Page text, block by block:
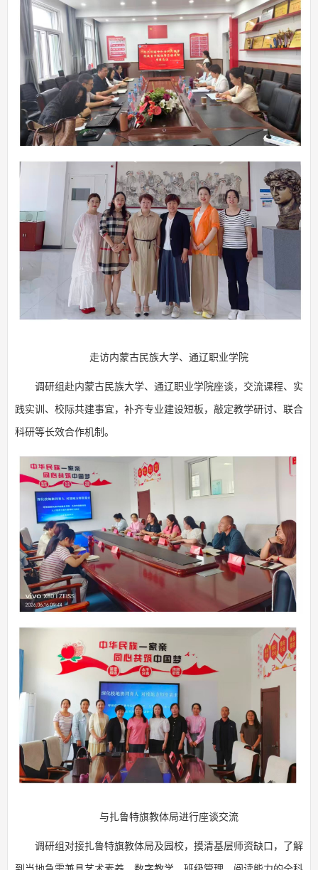
走访内蒙古民族大学、通辽职业学院
调研组赴内蒙古民族大学、通辽职业学院座谈，交流课程、实
践实训、校际共建事宜，补齐专业建设短板，敲定教学研讨、联合
科研等长效合作机制。
与扎鲁特旗教体局进行座谈交流
调研组对接扎鲁特旗教体局及园校，摸清基层师资缺口，了解